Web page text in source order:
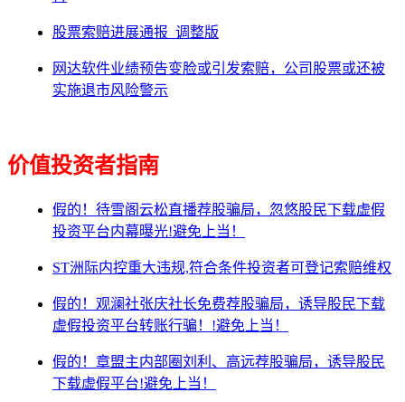
股票索赔进展通报_调整版
网达软件业绩预告变脸或引发索赔，公司股票或还被
实施退市风险警示
价值投资者指南
假的！待雪阁云松直播荐股骗局，忽悠股民下载虚假
投资平台内幕曝光!避免上当！
ST洲际内控重大违规,符合条件投资者可登记索赔维权
假的！观澜社张庆社长免费荐股骗局，诱导股民下载
虚假投资平台转账行骗！!避免上当！
假的！章盟主内部圈刘利、高远荐股骗局，诱导股民
下载虚假平台!避免上当！